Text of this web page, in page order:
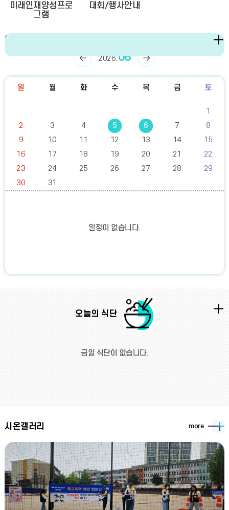
미래인재양성프로
그램
대회/행사안내
연간 학사일정
이
전
달
2026.08
다
음
달
일 월 화 수 목 금 토
1
2
3 4 5 6 7
8
9
10 11 12 13 14
15
16
17 18 19 20 21
22
23
24 25 26 27 28
29
30
31
일정이 없습니다.
오늘의 식단
금일 식단이 없습니다.
시온갤러리 more